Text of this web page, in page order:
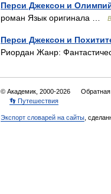
Перси Джексон и
роман Язык оригинала …
Перси Джексон и
Риордан Жанр:
© Академик, 2000-2026 Обратная
👣 Путешествия
Экспорт словарей на сайты ,